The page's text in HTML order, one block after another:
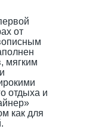
от
мягким
отдыха и
как для